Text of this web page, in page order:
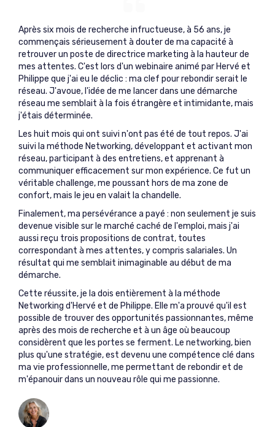
Après six mois de recherche infructueuse, à 56 ans, je
commençais sérieusement à douter de ma capacité à
retrouver un poste de directrice marketing à la hauteur de
mes attentes. C'est lors d'un webinaire animé par Hervé et
Philippe que j'ai eu le déclic : ma clef pour rebondir serait le
réseau. J'avoue, l'idée de me lancer dans une démarche
réseau me semblait à la fois étrangère et intimidante, mais
j'étais déterminée.
Les huit mois qui ont suivi n'ont pas été de tout repos. J'ai
suivi la méthode Networking, développant et activant mon
réseau, participant à des entretiens, et apprenant à
communiquer efficacement sur mon expérience. Ce fut un
véritable challenge, me poussant hors de ma zone de
confort, mais le jeu en valait la chandelle.
Finalement, ma persévérance a payé : non seulement je suis
devenue visible sur le marché caché de l'emploi, mais j'ai
aussi reçu trois propositions de contrat, toutes
correspondant à mes attentes, y compris salariales. Un
résultat qui me semblait inimaginable au début de ma
démarche.
Cette réussite, je la dois entièrement à la méthode
Networking d'Hervé et de Philippe. Elle m'a prouvé qu'il est
possible de trouver des opportunités passionnantes, même
après des mois de recherche et à un âge où beaucoup
considèrent que les portes se ferment. Le networking, bien
plus qu'une stratégie, est devenu une compétence clé dans
ma vie professionnelle, me permettant de rebondir et de
m'épanouir dans un nouveau rôle qui me passionne.